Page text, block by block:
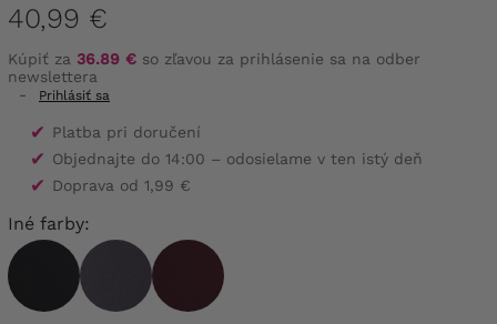
40,99 €
Kúpiť za 36.89 € so zľavou za prihlásenie sa na odber
newslettera
-
Prihlásiť sa
✔ Platba pri doručení
✔ Objednajte do 14:00 – odosielame v ten istý deň
✔ Doprava od 1,99 €
Iné farby: